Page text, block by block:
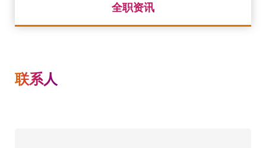
全职资讯
联系人